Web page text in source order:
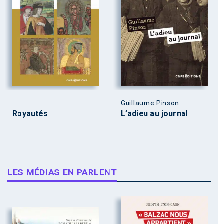
Royautés
Guillaume Pinson
L’adieu au journal
LES MÉDIAS EN PARLENT